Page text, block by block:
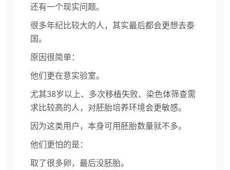
还有一个现实问题。
很多年纪比较大的人，其实最后都会更想去泰
国。
原因很简单：
他们更在意实验室。
尤其38岁以上、多次移植失败、染色体筛查需
求比较高的人，对胚胎培养环境会更敏感。
因为这类用户，本身可用胚胎数量就不多。
他们更怕的是：
取了很多卵，最后没胚胎。